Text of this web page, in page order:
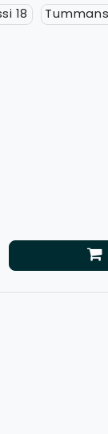
18
määrää